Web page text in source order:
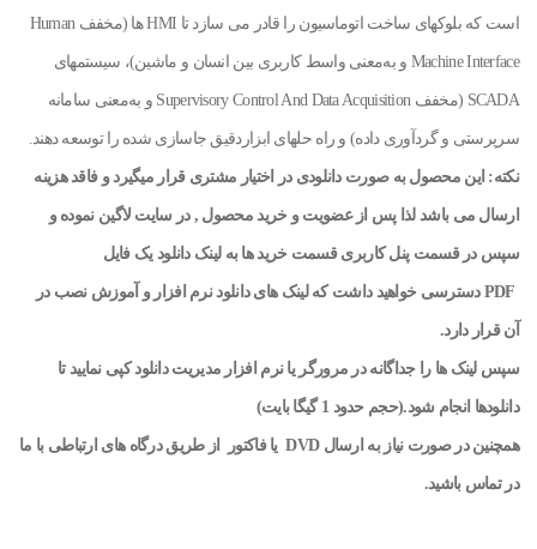
است که بلوکهای ساخت اتوماسیون را قادر می سازد تا HMI ها (مخفف Human
Machine Interface و به‌معنی واسط کاربری بین انسان و ماشین)، سیستمهای
SCADA (مخفف Supervisory Control And Data Acquisition و به‌معنی سامانه
سرپرستی و گردآوری داده) و راه حلهای ابزاردقیق جاسازی شده را توسعه دهند.
نکته: این محصول به صورت دانلودی در اختیار مشتری قرار میگیرد و فاقد هزینه
ارسال می باشد لذا پس از عضویت و خرید محصول , در سایت لاگین نموده و
سپس در قسمت پنل کاربری قسمت خرید ها به لینک دانلود یکفایل
دسترسی خواهید داشت که لینک های دانلود نرم افزار و آموزش نصب در
آن قرار دارد.
سپس لینک ها را جداگانه در مرورگر یا نرم افزار مدیریت دانلود کپی نمایید تا
دانلودها انجام شود.(حجم حدود 1 گیگا بایت)
همچنین در صورت نیاز به ارسال DVD یا فاکتور از طریق درگاه های ارتباطی با ما
در تماس باشید.